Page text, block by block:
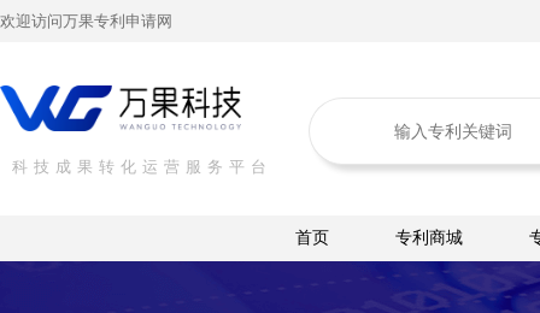
欢迎访问万果专利申请网
科技成果转化运营服务平台
首页 专利商城